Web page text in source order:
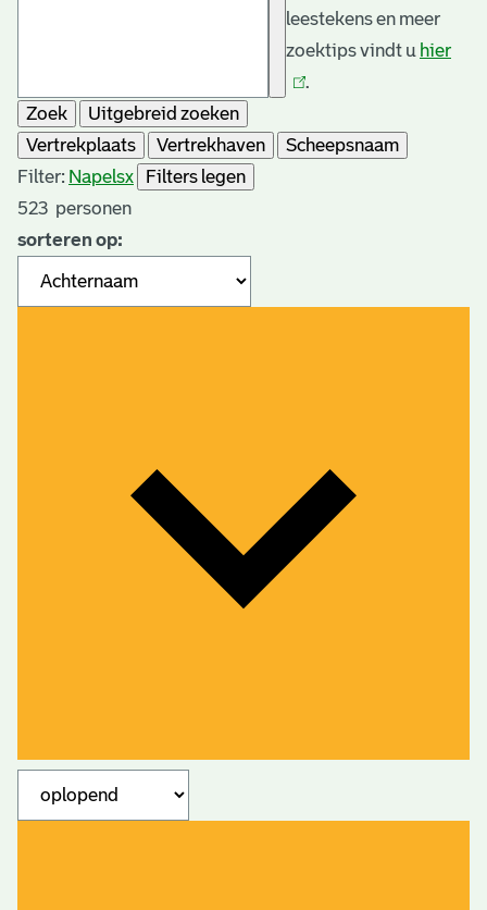
leestekens en meer
zoektips vindt u hier
.
Zoek
Uitgebreid zoeken
Vertrekplaats
Vertrekhaven
Scheepsnaam
Filter: Napelsx
Filters legen
523 personen
sorteren op: